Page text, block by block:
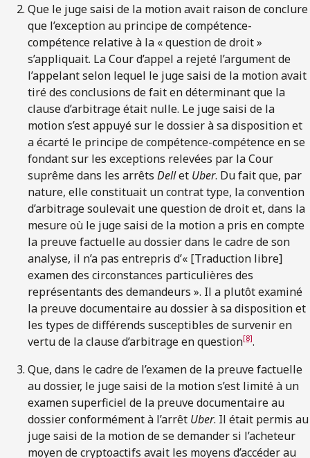
Que le juge saisi de la motion avait raison de conclure
que l’exception au principe de compétence-
compétence relative à la « question de droit »
s’appliquait. La Cour d’appel a rejeté l’argument de
l’appelant selon lequel le juge saisi de la motion avait
tiré des conclusions de fait en déterminant que la
clause d’arbitrage était nulle. Le juge saisi de la
motion s’est appuyé sur le dossier à sa disposition et
a écarté le principe de compétence-compétence en se
fondant sur les exceptions relevées par la Cour
suprême dans les arrêts Dellet Uber. Du fait que, par
nature, elle constituait un contrat type, la convention
d’arbitrage soulevait une question de droit et, dans la
mesure où le juge saisi de la motion a pris en compte
la preuve factuelle au dossier dans le cadre de son
analyse, il n’a pas entrepris d’« [Traduction libre]
examen des circonstances particulières des
représentants des demandeurs ». Il a plutôt examiné
la preuve documentaire au dossier à sa disposition et
les types de différends susceptibles de survenir en
vertu de la clause d’arbitrage en question[8].
Que, dans le cadre de l’examen de la preuve factuelle
au dossier, le juge saisi de la motion s’est limité à un
examen superficiel de la preuve documentaire au
dossier conformément à l’arrêt Uber. Il était permis au
juge saisi de la motion de se demander si l’acheteur
moyen de cryptoactifs avait les moyens d’accéder au